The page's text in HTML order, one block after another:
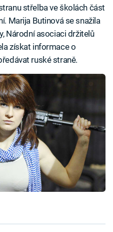
střelba ve školách část
Marija Butinová se snažila
Národní asociaci držitelů
získat informace o
ruské straně.